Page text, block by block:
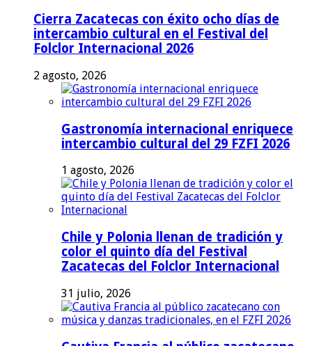
Cierra Zacatecas con éxito ocho días de
intercambio cultural en el Festival del
Folclor Internacional 2026
2 agosto, 2026
Gastronomía internacional enriquece
intercambio cultural del 29 FZFI 2026
1 agosto, 2026
Chile y Polonia llenan de tradición y
color el quinto día del Festival
Zacatecas del Folclor Internacional
31 julio, 2026